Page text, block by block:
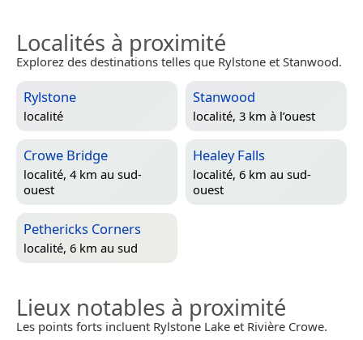
Localités à proximité
Explorez des destinations telles que Rylstone et Stanwood.
Rylstone
localité
Stanwood
localité, 3 km à l’ouest
Crowe Bridge
localité, 4 km au sud-
ouest
Healey Falls
localité, 6 km au sud-
ouest
Pethericks Corners
localité, 6 km au sud
Lieux notables à proximité
Les points forts incluent Rylstone Lake et Rivière Crowe.